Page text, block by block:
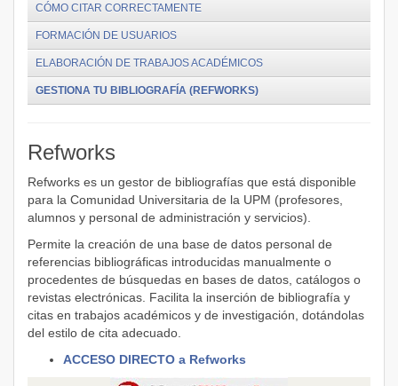
CÓMO CITAR CORRECTAMENTE
FORMACIÓN DE USUARIOS
ELABORACIÓN DE TRABAJOS ACADÉMICOS
GESTIONA TU BIBLIOGRAFÍA (REFWORKS)
Refworks
Refworks es un gestor de bibliografías que está disponible
para la Comunidad Universitaria de la UPM (profesores,
alumnos y personal de administración y servicios).
Permite la creación de una base de datos personal de
referencias bibliográficas introducidas manualmente o
procedentes de búsquedas en bases de datos, catálogos o
revistas electrónicas. Facilita la inserción de bibliografía y
citas en trabajos académicos y de investigación, dotándolas
del estilo de cita adecuado.
ACCESO DIRECTO a Refworks